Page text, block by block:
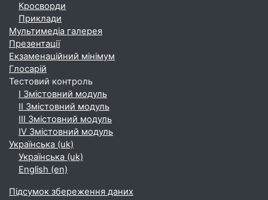
Кросворди
Приклади
Мультимедіа галерея
Презентації
Екзаменаційний мінімум
Глосарій
Тестовий контроль
І Змістовний модуль
ІІ Змістовний модуль
ІІІ Змістовний модуль
ІV Змістовний модуль
Українська ‎(uk)‎
Українська ‎(uk)‎
English ‎(en)‎
Підсумок збереження даних